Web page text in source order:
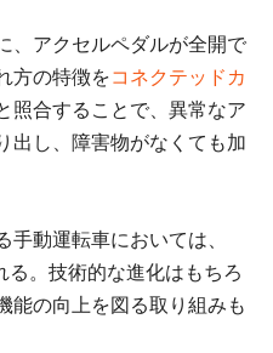
、アクセルペダルが全開で
方の特徴をコネクテッドカ
照合することで、異常なア
出し、障害物がなくても加
動運転車においては、
。技術的な進化はもちろ
能の向上を図る取り組みも